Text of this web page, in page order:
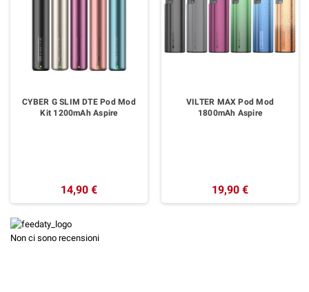
CYBER G SLIM DTE Pod Mod
Kit 1200mAh Aspire
14,90 €
VILTER MAX Pod Mod
1800mAh Aspire
19,90 €
Non ci sono recensioni